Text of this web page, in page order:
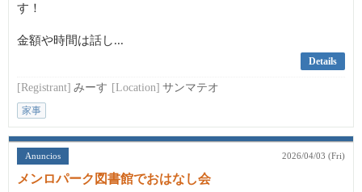
す！
金額や時間は話し...
Details
[Registrant] みーす [Location] サンマテオ
家事
Anuncios 2026/04/03 (Fri)
メンロパーク図書館でおはなし会